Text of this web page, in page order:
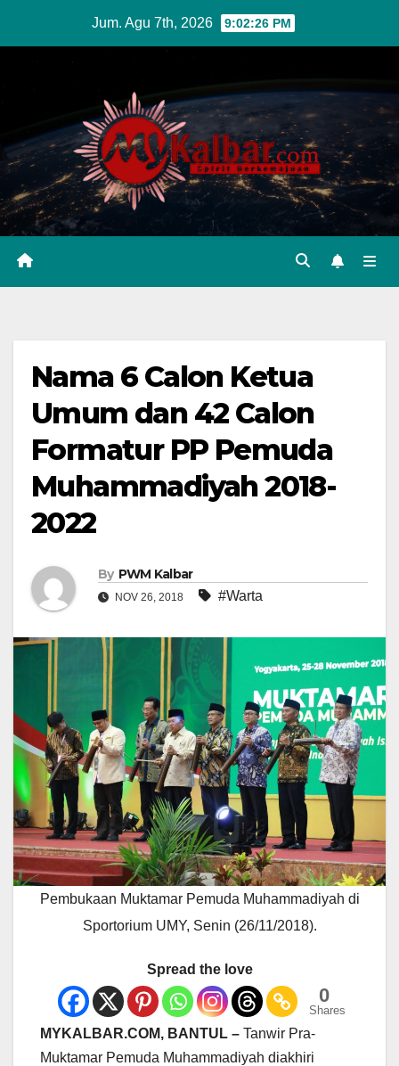
Jum. Agu 7th, 2026 9:02:27 PM
Nama 6 Calon Ketua
Umum dan 42 Calon
Formatur PP Pemuda
Muhammadiyah 2018-
2022
By PWM Kalbar
NOV 26, 2018 #Warta
Pembukaan Muktamar Pemuda Muhammadiyah di
Sportorium UMY, Senin (26/11/2018).
Spread the love
0
Shares
MYKALBAR.COM, BANTUL – Tanwir Pra-
Muktamar Pemuda Muhammadiyah diakhiri